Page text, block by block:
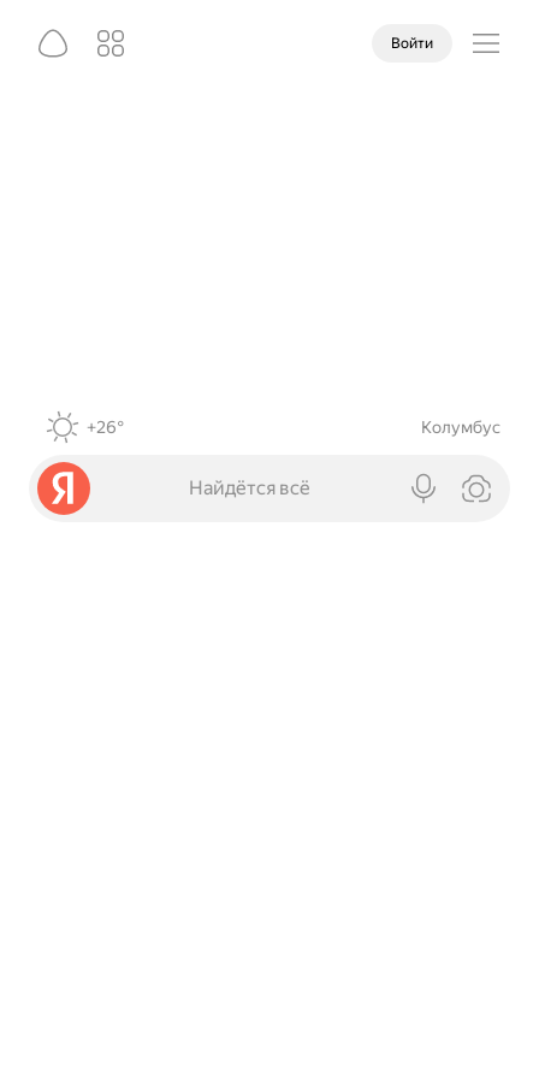
Войти
+26° Колумбус
Найдётся всё